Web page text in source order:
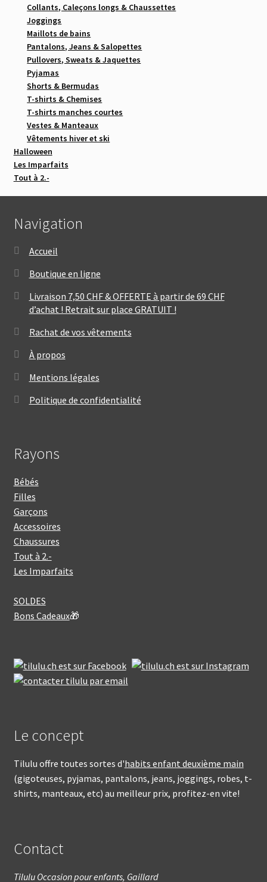
Collants, Caleçons longs & Chaussettes
Joggings
Maillots de bains
Pantalons, Jeans & Salopettes
Pullovers, Sweats & Jaquettes
Pyjamas
Shorts & Bermudas
T-shirts & Chemises
T-shirts manches courtes
Vestes & Manteaux
Vêtements hiver et ski
Halloween
Les Imparfaits
Tout à 2.-
Navigation
Accueil
Boutique en ligne
Livraison 7,50 CHF & OFFERTE à partir de 69 CHF
d’achat ! Retrait sur place GRATUIT !
Rachat de vos vêtements
À propos
Mentions légales
Politique de confidentialité
Rayons
Bébés
Filles
Garçons
Accessoires
Chaussures
Tout à 2.-
Les Imparfaits
SOLDES
Bons Cadeaux🎁
Le concept
Tilulu offre toutes sortes d'habits enfant deuxième main
(gigoteuses, pyjamas, pantalons, jeans, joggings, robes, t-
shirts, manteaux, etc) au meilleur prix, profitez-en vite!
Contact
Tilulu Occasion pour enfants, Gaillard